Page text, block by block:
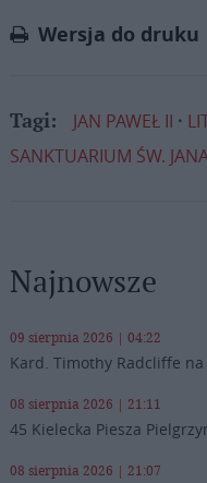
Wersja do druku
Tagi: JAN PAWEŁ II
SANKTUARIUM ŚW.
Najnowsze
09 sierpnia 2026 | 04:22
Kard. Timothy Radcliffe
08 sierpnia 2026 | 21:11
45 Kielecka Piesza
08 sierpnia 2026 | 21:07